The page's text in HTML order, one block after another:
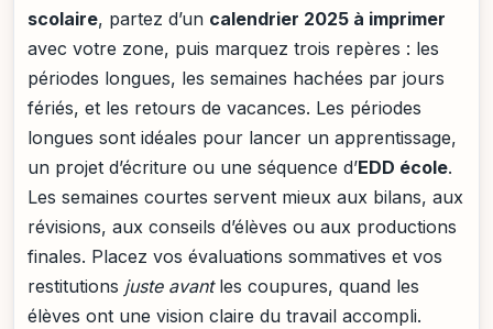
scolaire, partez d’un calendrier 2025 à imprimer
avec votre zone, puis marquez trois repères : les
périodes longues, les semaines hachées par jours
fériés, et les retours de vacances. Les périodes
longues sont idéales pour lancer un apprentissage,
un projet d’écriture ou une séquence d’EDD école.
Les semaines courtes servent mieux aux bilans, aux
révisions, aux conseils d’élèves ou aux productions
finales. Placez vos évaluations sommatives et vos
restitutions juste avantles coupures, quand les
élèves ont une vision claire du travail accompli.